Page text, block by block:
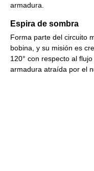
armadura.
Espira de sombra
Forma parte del circuito
bobina, y su misión es
120° con respecto al
armadura atraída por el